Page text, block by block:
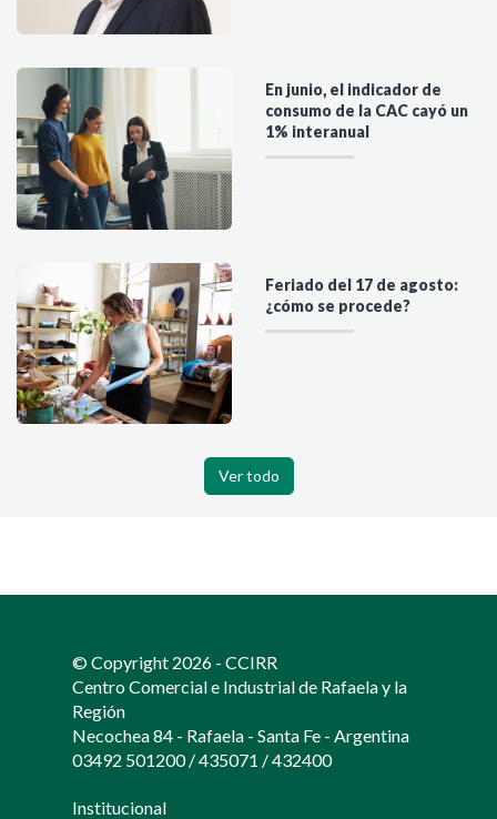
En junio, el indicador de
consumo de la CAC cayó un
1% interanual
Feriado del 17 de agosto:
¿cómo se procede?
Ver todo
© Copyright 2026 - CCIRR
Centro Comercial e Industrial de Rafaela y la
Región
Necochea 84 - Rafaela - Santa Fe - Argentina
03492 501200/435071 /432400
Institucional